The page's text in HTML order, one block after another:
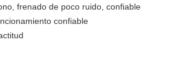
frenado de poco ruido, confiable
confiable